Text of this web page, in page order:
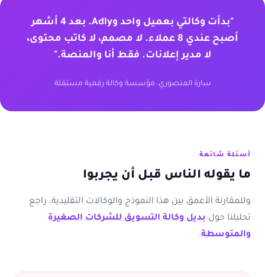
"بدأت وكالتي بعميل واحد وAdly. بعد 4 أشهر
أصبح عندي 8 عملاء. لا مصمم، لا كاتب محتوى،
لا مدير إعلانات. فقط أنا والمنصة."
سارة المنصوري، مؤسسة وكالة رقمية مستقلة
أسئلة شائعة
ما يقوله الناس قبل أن يجربوا
وللمقارنة الأعمق بين هذا النموذج والوكالات التقليدية، راجع
تحليلنا حول بديل وكالة التسويق للشركات الصغيرة
والمتوسطة.